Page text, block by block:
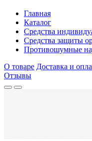
Главная
Каталог
Средства
Средства защиты
Противошумные
О товаре Доставка и
Отзывы